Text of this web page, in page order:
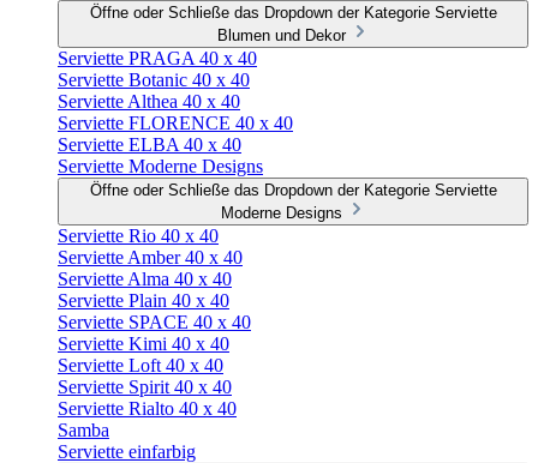
Öffne oder Schließe das Dropdown der Kategorie Serviette
Blumen und Dekor
Serviette PRAGA 40 x 40
Serviette Botanic 40 x 40
Serviette Althea 40 x 40
Serviette FLORENCE 40 x 40
Serviette ELBA 40 x 40
Serviette Moderne Designs
Öffne oder Schließe das Dropdown der Kategorie Serviette
Moderne Designs
Serviette Rio 40 x 40
Serviette Amber 40 x 40
Serviette Alma 40 x 40
Serviette Plain 40 x 40
Serviette SPACE 40 x 40
Serviette Kimi 40 x 40
Serviette Loft 40 x 40
Serviette Spirit 40 x 40
Serviette Rialto 40 x 40
Samba
Serviette einfarbig